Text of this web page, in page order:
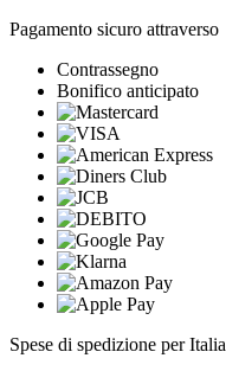
Pagamento sicuro attraverso
Contrassegno
Bonifico anticipato
Spese di spedizione per Italia